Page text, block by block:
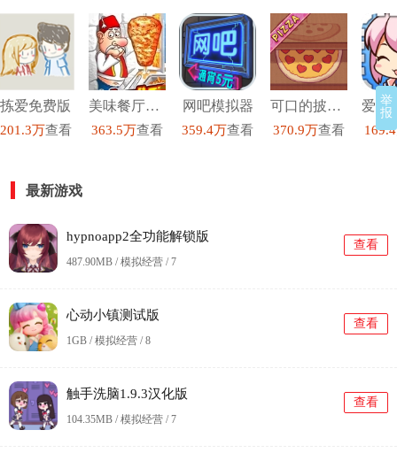
拣爱免费版
201.3万查看
美味餐厅模拟经营2
363.5万查看
网吧模拟器
359.4万查看
可口的披萨美味的披萨最新版
370.9万查看
最新游戏
hypnoapp2全功能解锁版
487.90MB / 模拟经营 /7
查看
心动小镇测试版
1GB / 模拟经营 /8
查看
触手洗脑1.9.3汉化版
104.35MB / 模拟经营 /7
查看
举
报